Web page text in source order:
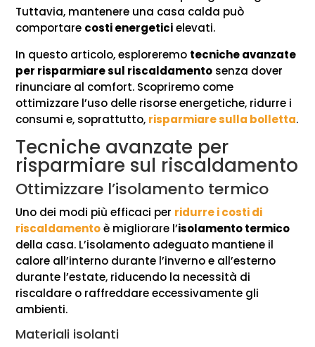
Tuttavia, mantenere una casa calda può
comportare costi energeticielevati.
In questo articolo, esploreremo tecniche avanzate
per risparmiare sul riscaldamento senza dover
rinunciare al comfort. Scopriremo come
ottimizzare l’uso delle risorse energetiche, ridurre i
consumi e, soprattutto, risparmiare sulla bolletta.
Tecniche avanzate per
risparmiare sul riscaldamento
Ottimizzare l’isolamento termico
Uno dei modi più efficaci per ridurre i costi di
riscaldamentoè migliorare l’isolamento termico
della casa. L’isolamento adeguato mantiene il
calore all’interno durante l’inverno e all’esterno
durante l’estate, riducendo la necessità di
riscaldare o raffreddare eccessivamente gli
ambienti.
Materiali isolanti